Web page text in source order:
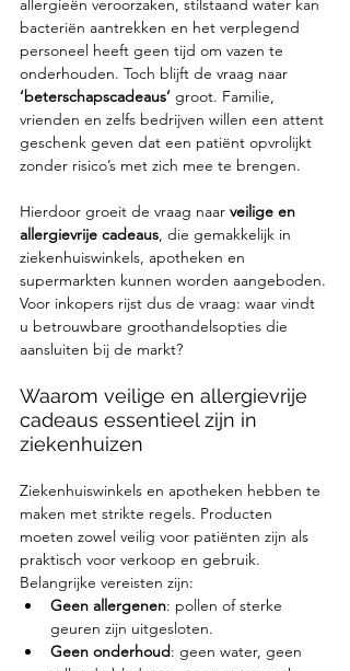
allergieën veroorzaken, stilstaand water kan
bacteriën aantrekken en het verplegend
personeel heeft geen tijd om vazen te
onderhouden. Toch blijft de vraag naar
‘beterschapscadeaus’ groot. Familie,
vrienden en zelfs bedrijven willen een attent
geschenk geven dat een patiënt opvrolijkt
zonder risico’s met zich mee te brengen.
Hierdoor groeit de vraag naar veilige en
allergievrije cadeaus, die gemakkelijk in
ziekenhuiswinkels, apotheken en
supermarkten kunnen worden aangeboden.
Voor inkopers rijst dus de vraag: waar vindt
u betrouwbare groothandelsopties die
aansluiten bij de markt?
Waarom veilige en allergievrije
cadeaus essentieel zijn in
ziekenhuizen
Ziekenhuiswinkels en apotheken hebben te
maken met strikte regels. Producten
moeten zowel veilig voor patiënten zijn als
praktisch voor verkoop en gebruik.
Belangrijke vereisten zijn:
Geen allergenen: pollen of sterke
geuren zijn uitgesloten.
Geen onderhoud: geen water, geen